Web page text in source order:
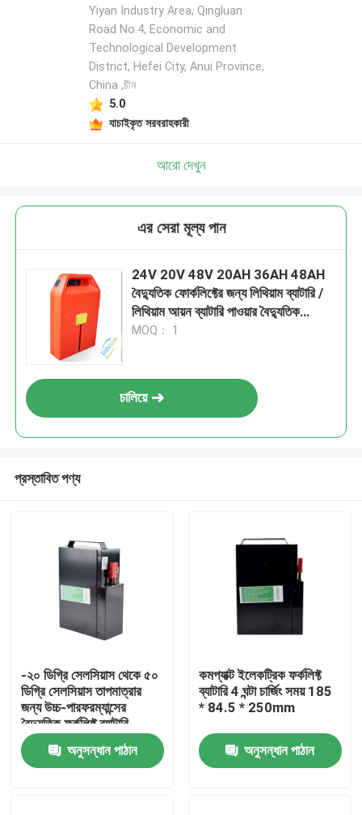
বাড়ি
Yiyan Industry Area, Qingluan
Road No.4, Economic and
Technological Development
District, Hefei City, Anui Province,
China ,চীন
5.0
যাচাইকৃত সরবরাহকারী
আরো দেখুন
এর সেরা মূল্য পান
24V 20V 48V 20AH 36AH 48AH
বৈদ্যুতিক ফোর্কলিফ্টের জন্য লিথিয়াম ব্যাটারি /
লিথিয়াম আয়ন ব্যাটারি পাওয়ার বৈদ্যুতিক
ফোর্কলিফ্ট ব্যাটারি
MOQ： 1
চালিয়ে
প্রস্তাবিত পণ্য
-২০ ডিগ্রি সেলসিয়াস থেকে ৫০
ডিগ্রি সেলসিয়াস তাপমাত্রার
জন্য উচ্চ-পারফরম্যান্সের
বৈদ্যুতিক ফর্কলিফ্ট ব্যাটারি
অনুসন্ধান পাঠান
কমপ্যাক্ট ইলেকট্রিক ফর্কলিফ্ট
ব্যাটারি 4 ঘন্টা চার্জিং সময় 185
* 84.5 * 250mm
অনুসন্ধান পাঠান